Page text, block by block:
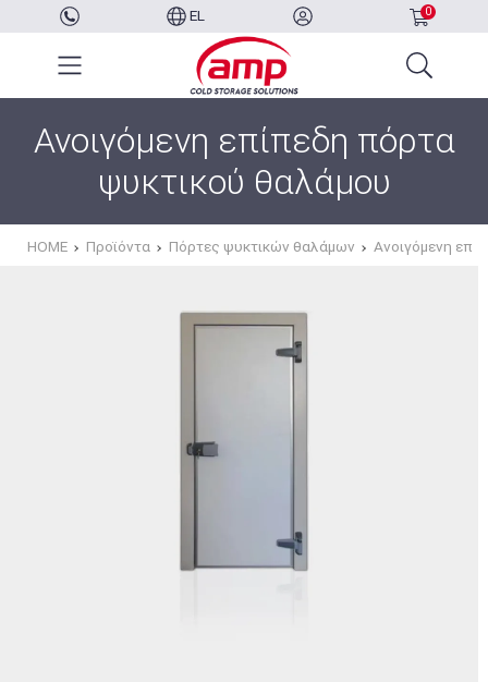
EL 0
Ανοιγόμενη επίπεδη πόρτα
ψυκτικού θαλάμου
HOME Προϊόντα Πόρτες ψυκτικών θαλάμων Ανοιγόμενη